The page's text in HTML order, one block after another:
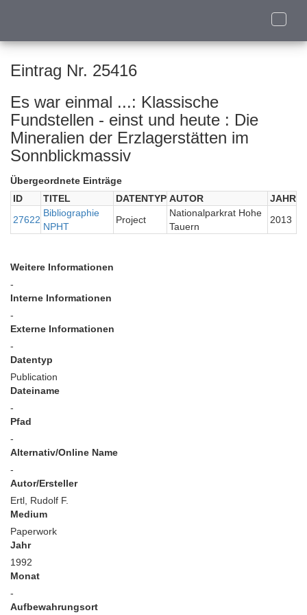
Toggle
Eintrag Nr. 25416
Es war einmal ...: Klassische
Fundstellen - einst und heute : Die
Mineralien der Erzlagerstätten im
Sonnblickmassiv
Übergeordnete Einträge
ID
TITEL DATENTYP AUTOR
JAHR
27622
Bibliographie
NPHT
Project
Nationalparkrat Hohe
Tauern
2013
Weitere Informationen
-
Interne Informationen
-
Externe Informationen
-
Datentyp
Publication
Dateiname
-
Pfad
-
Alternativ/Online Name
-
Autor/Ersteller
Ertl, Rudolf F.
Medium
Paperwork
Jahr
1992
Monat
-
Aufbewahrungsort